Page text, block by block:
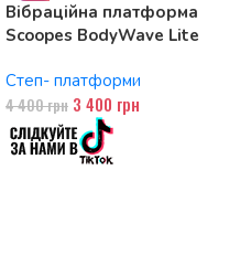
Вібраційна платформа
Scoopes BodyWave Lite
Степ- платформи
4 400грн 3 400 грн